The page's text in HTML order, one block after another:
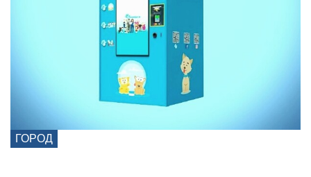
ГОРОД